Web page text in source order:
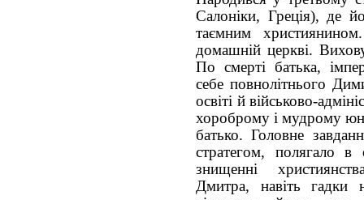
Салоніки, Греція), де
таємним
домашній церкві.
По смерті батька,
себе повнолітнього
освіті й військово-
хороброму і мудрому
батько. Головне
стратегом, полягало в
знищенні
Дмитра, навіть